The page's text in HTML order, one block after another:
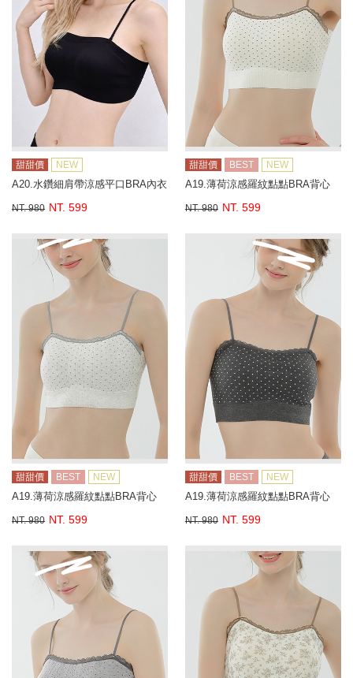
甜甜價 NEW
A20.水鑽細肩帶涼感平口BRA內衣
NT. 980 NT. 599
甜甜價 BEST NEW
A19.薄荷涼感羅紋點點BRA背心
NT. 980 NT. 599
甜甜價 BEST NEW
A19.薄荷涼感羅紋點點BRA背心
NT. 980 NT. 599
甜甜價 BEST NEW
A19.薄荷涼感羅紋點點BRA背心
NT. 980 NT. 599